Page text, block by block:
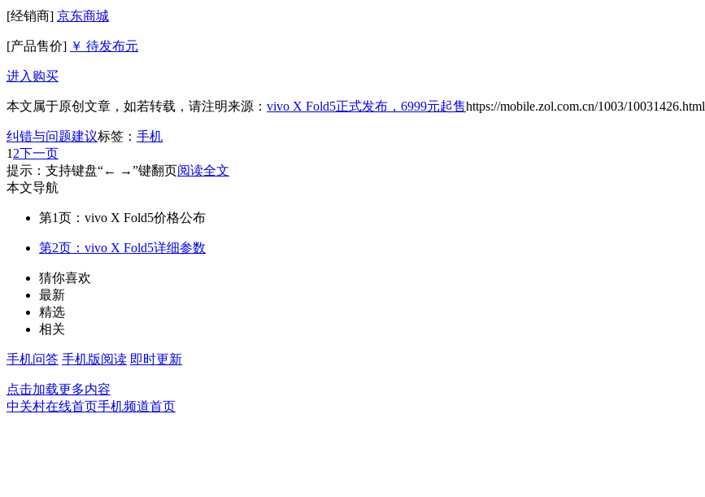
[经销商] 京东商城
[产品售价] ￥ 待发布元
进入购买
本文属于原创文章，如若转载，请注明来源： vivo X Fold5正式发布，6999元起售https://mobile.zol.com.cn/1003/10031426.html
纠错与问题建议标签： 手机
1 2下一页
提示：支持键盘“← →”键翻页阅读全文
本文导航
第1页：vivo X Fold5价格公布
第2页：vivo X Fold5详细参数
猜你喜欢
最新
精选
相关
手机问答 手机版阅读 即时更新
点击加载更多内容
中关村在线首页手机频道首页